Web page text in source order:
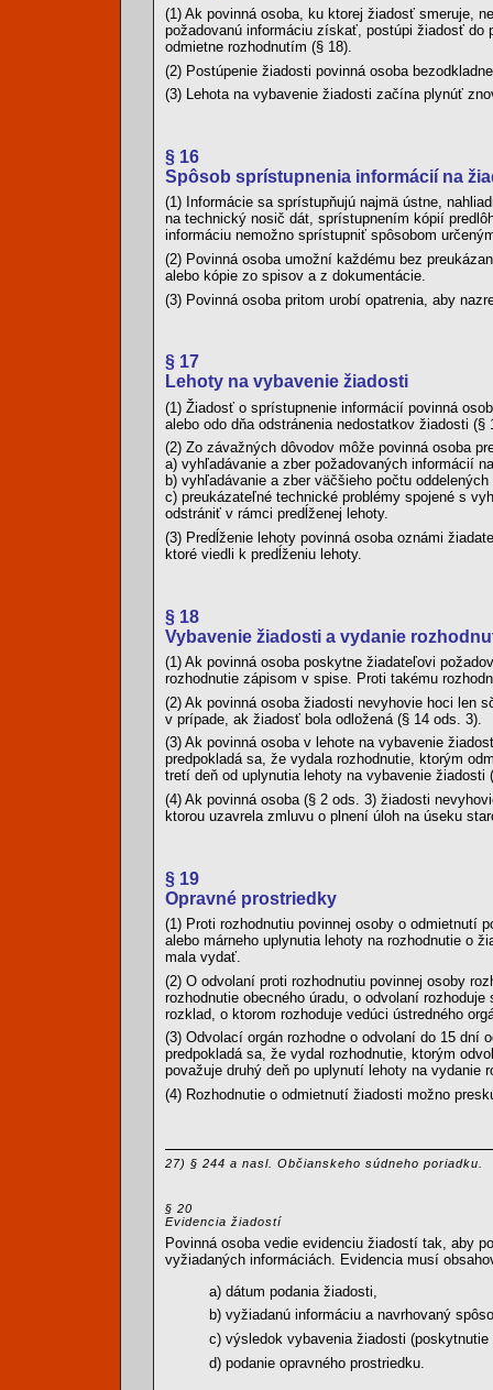
(1) Ak povinná osoba, ku ktorej žiadosť smeruje,
požadovanú informáciu získať, postúpi žiadosť
odmietne rozhodnutím (§ 18).
(2) Postúpenie žiadosti povinná osoba
(3) Lehota na vybavenie žiadosti začína plynúť
§ 16
Spôsob sprístupnenia informácií na
(1) Informácie sa sprístupňujú najmä ústne,
na technický nosič dát, sprístupnením kópií
informáciu nemožno sprístupniť spôsobom
(2) Povinná osoba umožní každému bez
alebo kópie zo spisov a z dokumentácie.
(3) Povinná osoba pritom urobí opatrenia, aby
§ 17
Lehoty na vybavenie žiadosti
(1) Žiadosť o sprístupnenie informácií povinná
alebo odo dňa odstránenia nedostatkov žiadosti
(2) Zo závažných dôvodov môže povinná osoba
a) vyhľadávanie a zber požadovaných informácií
b) vyhľadávanie a zber väčšieho počtu
c) preukázateľné technické problémy spojené s
odstrániť v rámci predĺženej lehoty.
(3) Predĺženie lehoty povinná osoba oznámi
ktoré viedli k predĺženiu lehoty.
§ 18
Vybavenie žiadosti a vydanie
(1) Ak povinná osoba poskytne žiadateľovi
rozhodnutie zápisom v spise. Proti takému
(2) Ak povinná osoba žiadosti nevyhovie hoci len
v prípade, ak žiadosť bola odložená (§ 14 ods. 3).
(3) Ak povinná osoba v lehote na vybavenie
predpokladá sa, že vydala rozhodnutie, ktorým
tretí deň od uplynutia lehoty na vybavenie žiadosti
(4) Ak povinná osoba (§ 2 ods. 3) žiadosti
ktorou uzavrela zmluvu o plnení úloh na úseku
§ 19
Opravné prostriedky
(1) Proti rozhodnutiu povinnej osoby o odmietnutí
alebo márneho uplynutia lehoty na rozhodnutie o
mala vydať.
(2) O odvolaní proti rozhodnutiu povinnej osoby
rozhodnutie obecného úradu, o odvolaní
rozklad, o ktorom rozhoduje vedúci ústredného
(3) Odvolací orgán rozhodne o odvolaní do 15 dní
predpokladá sa, že vydal rozhodnutie, ktorým
považuje druhý deň po uplynutí lehoty na vydanie
(4) Rozhodnutie o odmietnutí žiadosti možno
27) § 244 a nasl. Občianskeho súdneho poriadku.
§ 20
Evidencia žiadostí
Povinná osoba vedie evidenciu žiadostí tak, aby
vyžiadaných informáciách. Evidencia musí
a) dátum podania žiadosti,
b) vyžiadanú informáciu a navrhovaný
c) výsledok vybavenia žiadosti
d) podanie opravného prostriedku.